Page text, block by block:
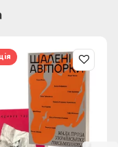
коханих, рідних і
й воно триває